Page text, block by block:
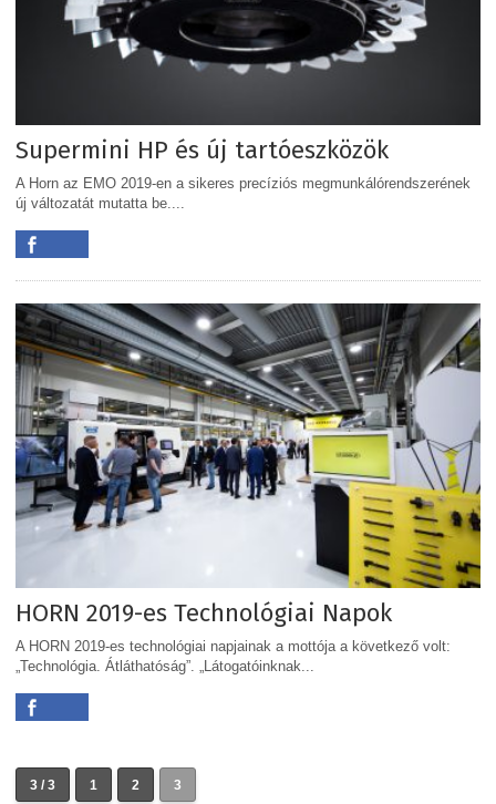
Supermini HP és új tartóeszközök
A Horn az EMO 2019-en a sikeres precíziós megmunkálórendszerének
új változatát mutatta be....
HORN 2019-es Technológiai Napok
A HORN 2019-es technológiai napjainak a mottója a következő volt:
„Technológia. Átláthatóság”. „Látogatóinknak...
3 / 3 1 2 3